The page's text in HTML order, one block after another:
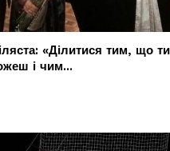
«Ділитися тим, що ти
і чим...